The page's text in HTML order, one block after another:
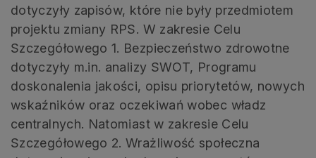
dotyczyły zapisów, które nie były przedmiotem
projektu zmiany RPS. W zakresie Celu
Szczegółowego 1. Bezpieczeństwo zdrowotne
dotyczyły m.in. analizy SWOT, Programu
doskonalenia jakości, opisu priorytetów, nowych
wskaźników oraz oczekiwań wobec władz
centralnych. Natomiast w zakresie Celu
Szczegółowego 2. Wrażliwość społeczna